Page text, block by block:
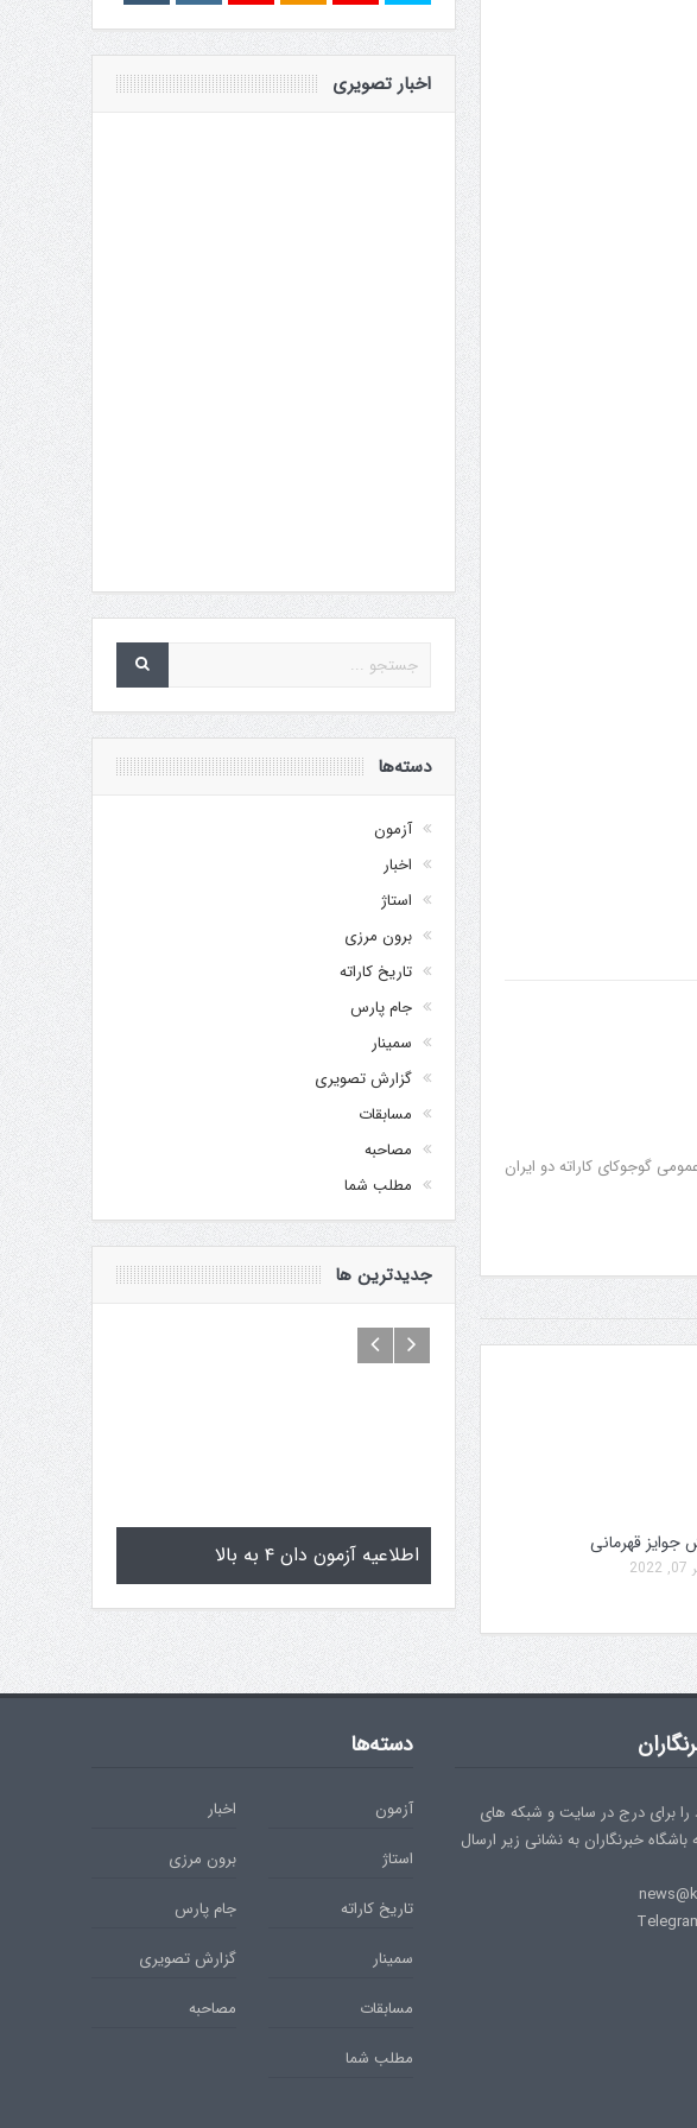
گوجوکای کاراته دو ایران
جوایز قهرمانی
اخبار تصویری
دسته‌ها
آزمون
اخبار
استاژ
برون مرزی
تاریخ کاراته
جام پارس
سمینار
گزارش تصویری
مسابقات
مصاحبه
مطلب شما
جدیدترین ها
اطلاعیه آزمون دان ۴ به بالا تولد کایچو سن سی گوگن یاماگوچی
برای درج در سایت و شبکه های
باشگاه خبرنگاران به نشانی زیر ارسال
دسته‌ها
آزمون
اخبار
استاژ
برون مرزی
تاریخ کاراته
جام پارس
سمینار
گزارش تصویری
مسابقات
مصاحبه
مطلب شما